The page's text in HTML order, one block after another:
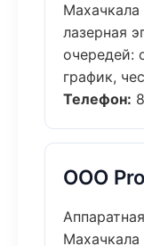
Махачкала
лазерная
очередей:
график,
Телефон:
ООО
Махачкала